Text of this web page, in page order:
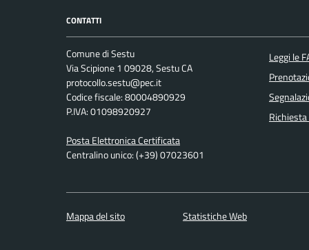
CONTATTI
Comune di Sestu
Via Scipione 1 09028, Sestu CA
protocollo.sestu@pec.it
Codice fiscale: 80004890929
P.IVA: 01098920927
Posta Elettronica Certificata
Centralino unico: (+39) 07023601
Leggi le
Mappa del sito Statistiche Web